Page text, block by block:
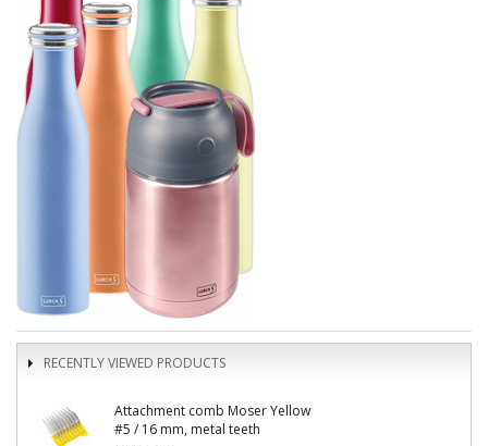
RECENTLY VIEWED PRODUCTS
Attachment comb Moser Yellow
#5 / 16 mm, metal teeth